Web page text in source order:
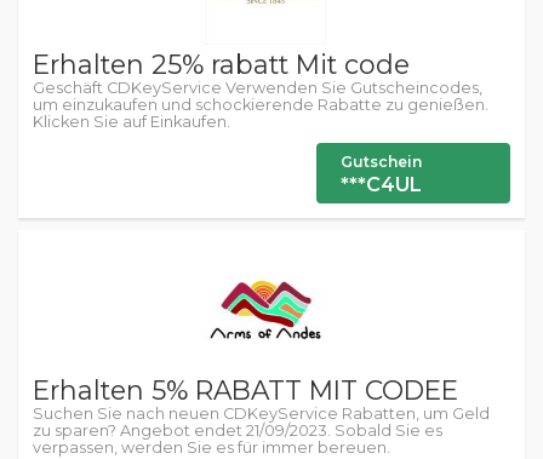
Erhalten 25% rabatt Mit code
Geschäft CDKeyService Verwenden Sie Gutscheincodes,
um einzukaufen und schockierende Rabatte zu genießen.
Klicken Sie auf Einkaufen.
Gutschein
***C4UL
Erhalten 5% RABATT MIT CODEE
Suchen Sie nach neuen CDKeyService Rabatten, um Geld
zu sparen? Angebot endet 21/09/2023. Sobald Sie es
verpassen, werden Sie es für immer bereuen.